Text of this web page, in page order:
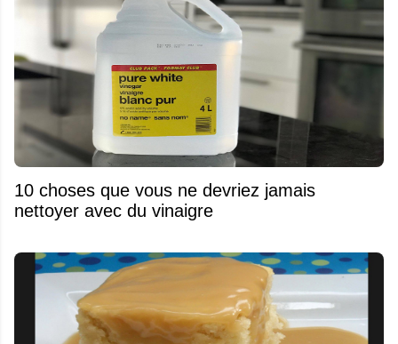
10 choses que vous ne devriez jamais
nettoyer avec du vinaigre